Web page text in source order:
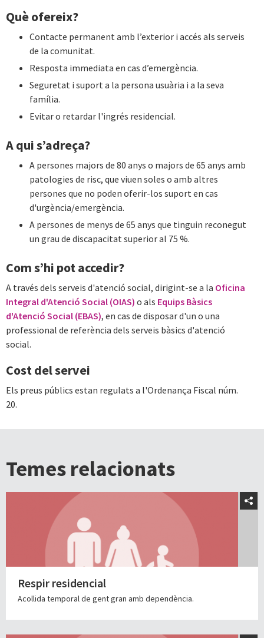
Què ofereix?
Contacte permanent amb l’exterior i accés als serveis
de la comunitat.
Resposta immediata en cas d’emergència.
Seguretat i suport a la persona usuària i a la seva
família.
Evitar o retardar l'ingrés residencial.
A qui s’adreça?
A persones majors de 80 anys o majors de 65 anys amb
patologies de risc, que viuen soles o amb altres
persones que no poden oferir-los suport en cas
d'urgència/emergència.
A persones de menys de 65 anys que tinguin reconegut
un grau de discapacitat superior al 75 %.
Com s’hi pot accedir?
A través dels serveis d'atenció social, dirigint-se a la Oficina
Integral d'Atenció Social (OIAS) o als Equips Bàsics
d'Atenció Social (EBAS), en cas de disposar d'un o una
professional de referència dels serveis bàsics d'atenció
social.
Cost del servei
Els preus públics estan regulats a l'Ordenança Fiscal núm.
20.
Temes relacionats
Respir residencial
Acollida temporal de gent gran amb dependència.